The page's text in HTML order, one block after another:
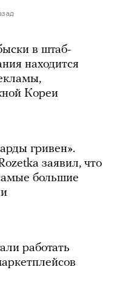
в штаб-
находится
Кореи
гривен».
заявил, что
большие
работать